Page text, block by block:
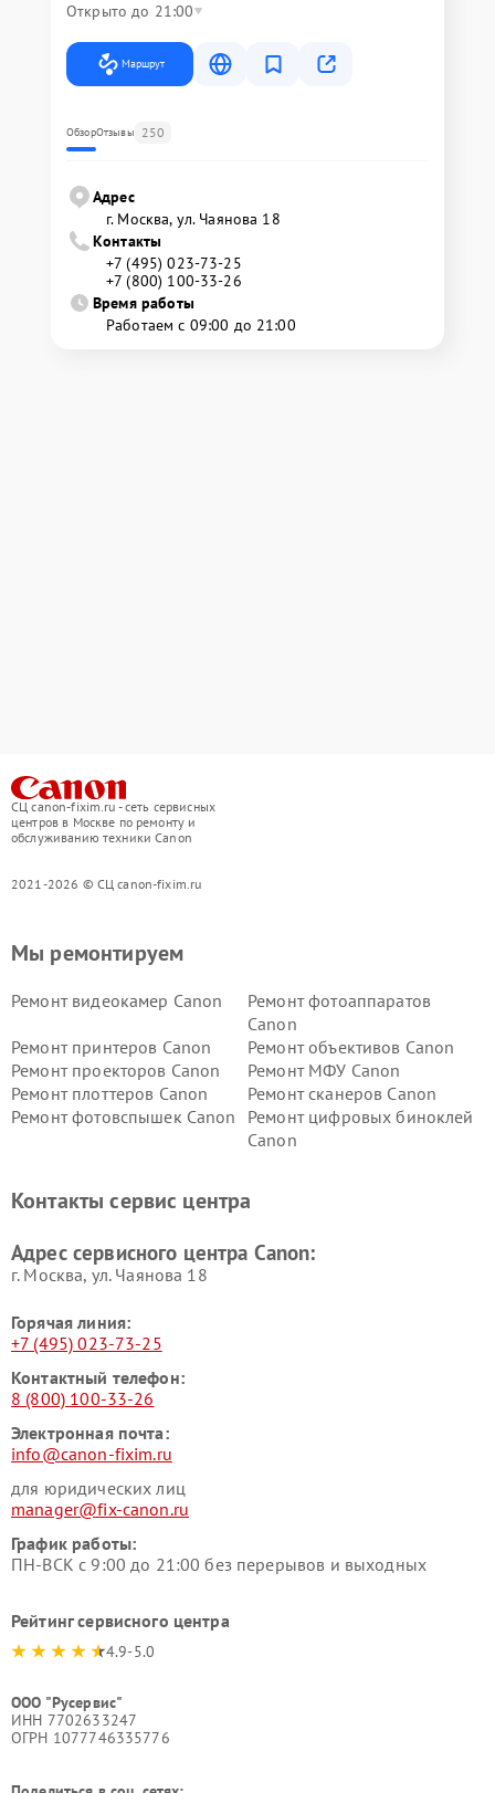
Открыто до 21:00
Маршрут
ОбзорОтзывы 250
Адрес
г. Москва, ул. Чаянова 18
Контакты
+7 (495) 023-73-25
+7 (800) 100-33-26
Время работы
Работаем с 09:00 до 21:00
СЦ canon-fixim.ru - сеть сервисных
центров в Москве по ремонту и
обслуживанию техники Canon
2021-2026 © СЦ canon-fixim.ru
Мы ремонтируем
Ремонт видеокамер Canon
Ремонт фотоаппаратов
Canon
Ремонт принтеров Canon
Ремонт объективов Canon
Ремонт проекторов Canon
Ремонт МФУ Canon
Ремонт плоттеров Canon
Ремонт сканеров Canon
Ремонт фотовспышек Canon
Ремонт цифровых биноклей
Canon
Контакты сервис центра
Адрес сервисного центра Canon:
г. Москва, ул. Чаянова 18
Горячая линия:
+7 (495) 023-73-25
Контактный телефон:
8 (800) 100-33-26
Электронная почта:
info@canon-fixim.ru
для юридических лиц
manager@fix-canon.ru
График работы:
ПН-ВСК с 9:00 до 21:00 без перерывов и выходных
Рейтинг сервисного центра
4.9-5.0
ООО "Русервис"
ИНН 7702633247
ОГРН 1077746335776